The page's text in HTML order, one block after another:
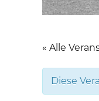
« Alle
Diese